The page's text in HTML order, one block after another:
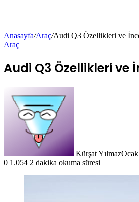
Anasayfa/Araç/Audi Q3 Özellikleri ve
Araç
Audi Q3 Özellikleri ve
Kürşat Yılmaz
0 1.054 2 dakika okuma süresi